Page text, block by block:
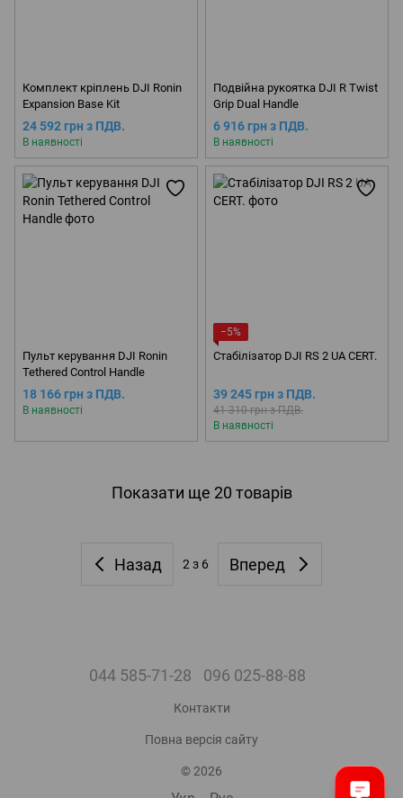
Комплект кріплень DJI Ronin
Expansion Base Kit
24 592 грн з ПДВ.
В наявності
Подвійна рукоятка DJI R Twist
Grip Dual Handle
6 916 грн з ПДВ.
В наявності
Пульт керування DJI Ronin
Tethered Control Handle
18 166 грн з ПДВ.
В наявності
−5%
Стабілізатор DJI RS 2 UA CERT.
39 245 грн з ПДВ.
41 310 грн з ПДВ.
В наявності
Показати ще 20 товарів
Назад 2з 6 Вперед
044 585-71-28 096 025-88-88
Контакти
Повна версія сайту
© 2026